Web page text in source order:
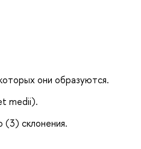
они образуются.
medii).
(3) склонения.